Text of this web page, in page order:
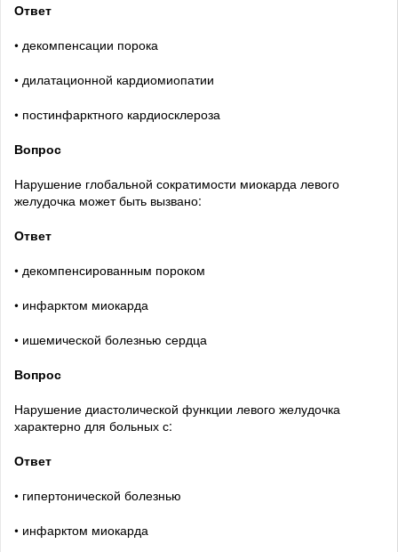
Ответ
• декомпенсации порока
• дилатационной кардиомиопатии
• постинфарктного кардиосклероза
Вопрос
Нарушение глобальной сократимости миокарда левого
желудочка может быть вызвано:
Ответ
• декомпенсированным пороком
• инфарктом миокарда
• ишемической болезнью сердца
Вопрос
Нарушение диастолической функции левого желудочка
характерно для больных с:
Ответ
• гипертонической болезнью
• инфарктом миокарда